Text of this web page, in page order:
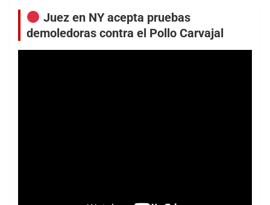
Juez en NY acepta pruebas
demoledoras contra el Pollo Carvajal